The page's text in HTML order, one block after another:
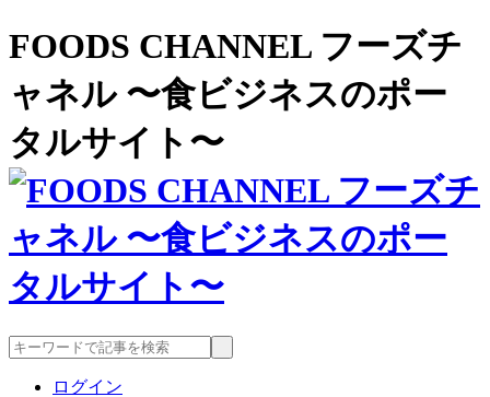
FOODS CHANNEL フーズチ
ャネル 〜食ビジネスのポー
タルサイト〜
ログイン